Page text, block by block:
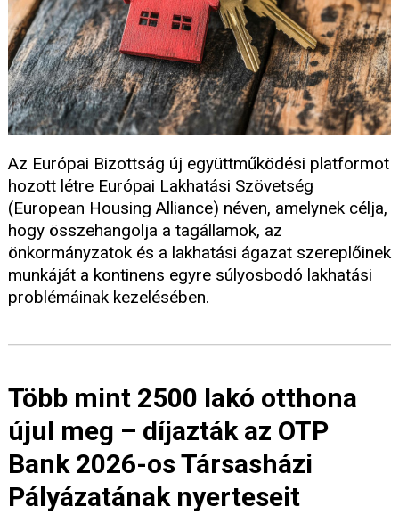
Az Európai Bizottság új együttműködési platformot
hozott létre Európai Lakhatási Szövetség
(European Housing Alliance) néven, amelynek célja,
hogy összehangolja a tagállamok, az
önkormányzatok és a lakhatási ágazat szereplőinek
munkáját a kontinens egyre súlyosbodó lakhatási
problémáinak kezelésében.
Több mint 2500 lakó otthona
újul meg – díjazták az OTP
Bank 2026-os Társasházi
Pályázatának nyerteseit